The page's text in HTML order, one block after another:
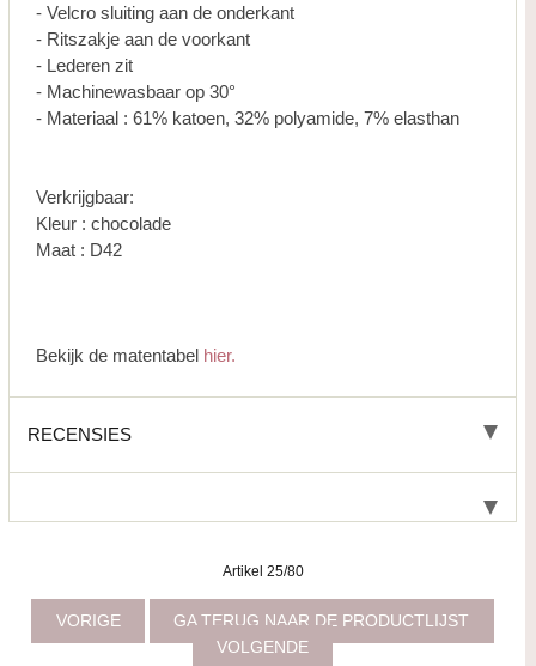
- Velcro sluiting aan de onderkant
- Ritszakje aan de voorkant
- Lederen zit
- Machinewasbaar op 30°
- Materiaal : 61% katoen, 32% polyamide, 7% elasthan
Verkrijgbaar:
Kleur : chocolade
Maat : D42
Bekijk de matentabel hier.
RECENSIES
Artikel 25/80
VORIGE
GA TERUG NAAR DE PRODUCTLIJST
VOLGENDE